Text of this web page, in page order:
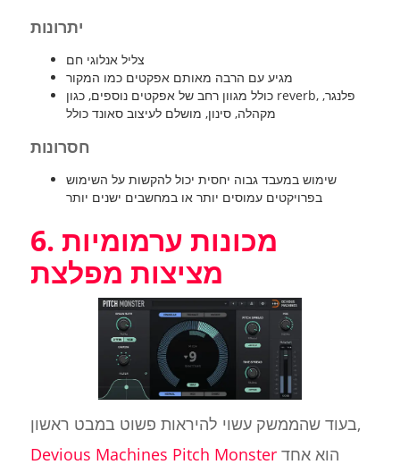
יתרונות
צליל אנלוגי חם
מגיע עם הרבה מאותם אפקטים כמו המקור
כולל מגוון רחב של אפקטים נוספים, כגון reverb, פלנגר,
מקהלה, סינון, מושלם לעיצוב סאונד כולל
חסרונות
שימוש במעבד גבוה יחסית יכול להקשות על השימוש
בפרויקטים עמוסים יותר או במחשבים ישנים יותר
6. מכונות ערמומיות
מציצות מפלצת
בעוד שהממשק עשוי להיראות פשוט במבט ראשון,
Devious Machines Pitch Monsterהוא אחד